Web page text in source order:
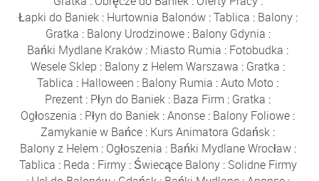
Łapki do Baniek: Hurtownia Balonów:Tablica : Balony:
Gratka : Balony Urodzinowe: Balony Gdynia :
Bańki Mydlane Kraków : Miasto Rumia : Fotobudka :
Wesele Sklep : Balony z Helem Warszawa : Gratka :
Tablica : Halloween : Balony Rumia :Auto Moto :
Prezent : Płyn do Baniek : Baza Firm : Gratka :
Ogłoszenia : Płyn do Baniek :Anonse : Balony Foliowe :
Zamykanie w Bańce : Kurs Animatora Gdańsk :
Balony z Helem : Ogłoszenia : Bańki Mydlane Wrocław:
Tablica : Reda : Firmy: Świecące Balony: Solidne Firmy